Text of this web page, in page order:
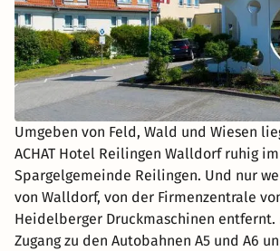
Umgeben von Feld, Wald und Wiesen
ACHAT Hotel Reilingen Walldorf ruhig
Spargelgemeinde Reilingen. Und nur
von Walldorf, von der Firmenzentrale
Heidelberger Druckmaschinen
Zugang zu den Autobahnen A5 und A6